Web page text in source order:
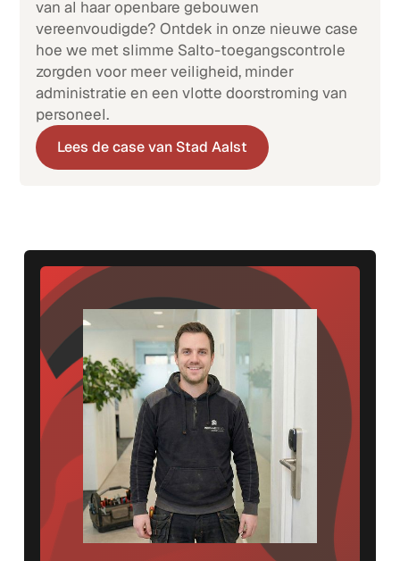
van al haar openbare gebouwen
vereenvoudigde? Ontdek in onze nieuwe case
hoe we met slimme Salto-toegangscontrole
zorgden voor meer veiligheid, minder
administratie en een vlotte doorstroming van
personeel.
Lees de case van Stad Aalst
Lees de case van Stad Aalst